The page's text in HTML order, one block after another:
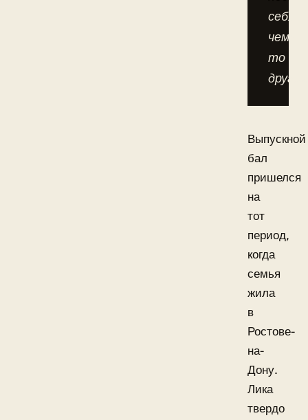
себя
чему-
то
Выпускной
бал
пришелся
на
тот
период,
когда
семья
жила
в
Ростове-
на-
Дону.
Лика
твердо